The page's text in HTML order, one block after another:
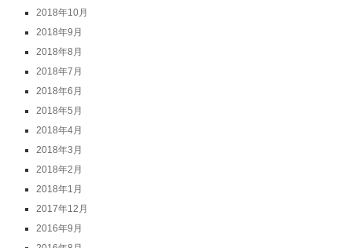
2018年10月
2018年9月
2018年8月
2018年7月
2018年6月
2018年5月
2018年4月
2018年3月
2018年2月
2018年1月
2017年12月
2016年9月